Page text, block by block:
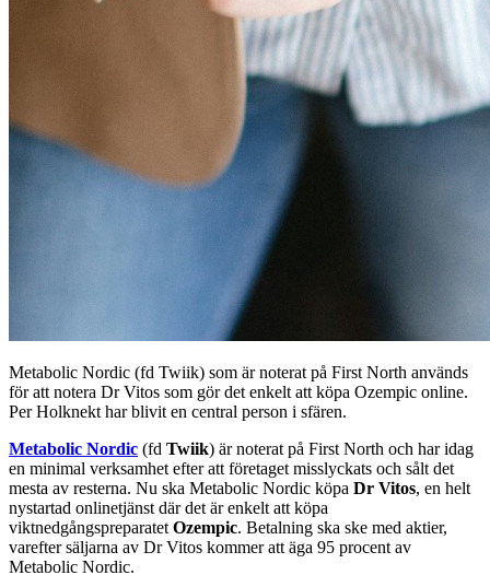
Metabolic Nordic (fd Twiik) som är noterat på First North används
för att notera Dr Vitos som gör det enkelt att köpa Ozempic online.
Per Holknekt har blivit en central person i sfären.
Metabolic Nordic (fd Twiik) är noterat på First North och har idag
en minimal verksamhet efter att företaget misslyckats och sålt det
mesta av resterna. Nu ska Metabolic Nordic köpa Dr Vitos, en helt
nystartad onlinetjänst där det är enkelt att köpa
viktnedgångspreparatet Ozempic. Betalning ska ske med aktier,
varefter säljarna av Dr Vitos kommer att äga 95 procent av
Metabolic Nordic.